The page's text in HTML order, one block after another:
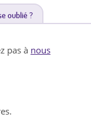
oublié ?
pas à nous